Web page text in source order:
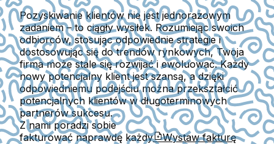
Pozyskiwanie klientów nie jest jednorazowym
zadaniem – to ciągły wysiłek. Rozumiejąc swoich
odbiorców, stosując odpowiednie strategie i
dostosowując się do trendów rynkowych, Twoja
firma może stale się rozwijać i ewoluować. Każdy
nowy potencjalny klient jest szansą, a dzięki
odpowiedniemu podejściu można przekształcić
potencjalnych klientów w długoterminowych
partnerów sukcesu.
Z nami poradzi sobie
fakturować naprawdę każdy
Wystaw fakturę